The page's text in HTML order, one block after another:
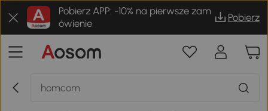
Pobierz APP: -10% na pierwsze zam
ówienie
Pobierz